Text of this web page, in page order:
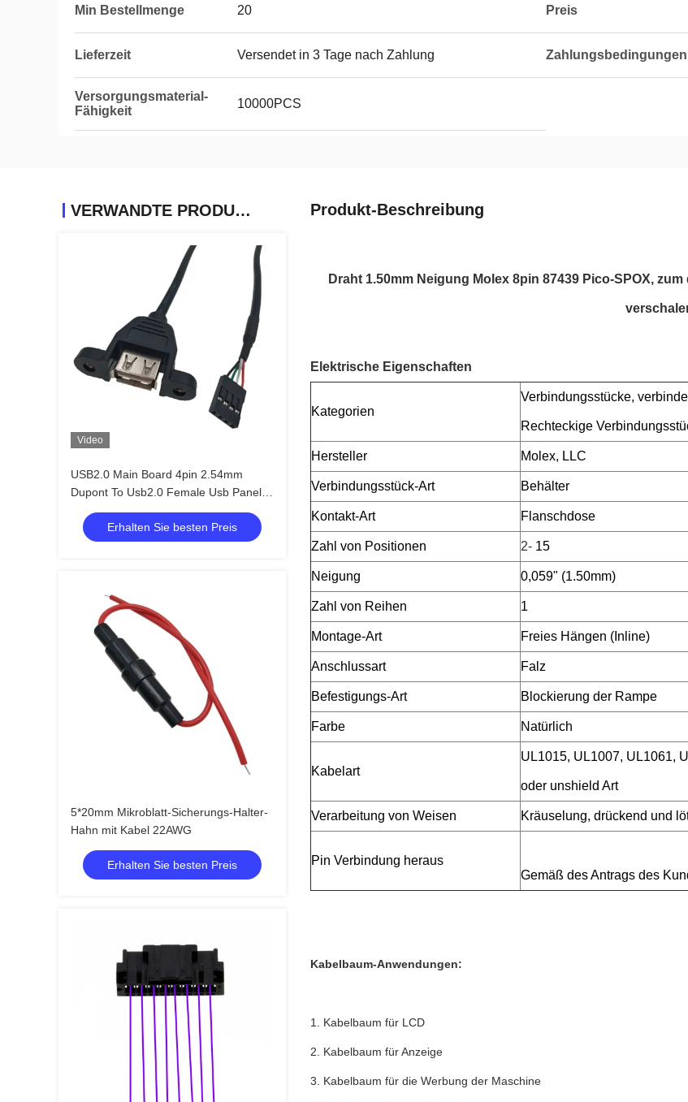
Min Bestellmenge 20 Preis
Lieferzeit Versendet in 3 Tage nach Zahlung Zahlungsbedingungen
Versorgungsmaterial-
Fähigkeit
10000PCS
VERWANDTE PRODUKTE
Video
USB2.0 Main Board 4pin 2.54mm
Dupont To Usb2.0 Female Usb Panel
Mount Cable
Erhalten Sie besten Preis
5*20mm Mikroblatt-Sicherungs-Halter-
Hahn mit Kabel 22AWG
Erhalten Sie besten Preis
Produkt-Beschreibung
Draht 1.50mm Neigung Molex 8pin 87439 Pico-SPOX,
Elektrische Eigenschaften
Kategorien
Verbindungsstücke,
Rechteckige
Hersteller Molex, LLC
Verbindungsstück-Art Behälter
Kontakt-Art Flanschdose
Zahl von Positionen 2- 15
Neigung 0,059" (1.50mm)
Zahl von Reihen 1
Montage-Art Freies Hängen (Inline)
Anschlussart Falz
Befestigungs-Art Blockierung der Rampe
Farbe Natürlich
Kabelart
UL1015, UL1007, UL1061,
oder unshield Art
Verarbeitung von Weisen Kräuselung, drückend und
Pin Verbindung heraus
Gemäß des Antrags des
Kabelbaum-Anwendungen:
1. Kabelbaum für LCD
2. Kabelbaum für Anzeige
3. Kabelbaum für die Werbung der Maschine